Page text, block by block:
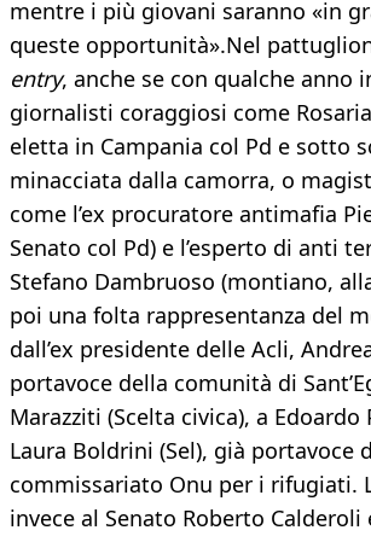
mentre i più giovani saranno «in
queste opportunità».Nel
entry, anche se con qualche anno
giornalisti coraggiosi come
eletta in Campania col Pd e sotto
minacciata dalla camorra, o
come l’ex procuratore antimafia
Senato col Pd) e l’esperto di anti
Stefano Dambruoso (montiano, alla
poi una folta rappresentanza del
dall’ex presidente delle Acli,
portavoce della comunità di
Marazziti (Scelta civica), a Edoardo
Laura Boldrini (Sel), già portavoce
commissariato Onu per i rifugiati.
invece al Senato Roberto Calderoli